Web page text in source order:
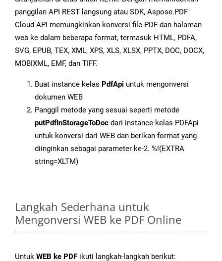
panggilan API REST langsung atau SDK, Aspose.PDF
Cloud API memungkinkan konversi file PDF dan halaman
web ke dalam beberapa format, termasuk HTML, PDFA,
SVG, EPUB, TEX, XML, XPS, XLS, XLSX, PPTX, DOC, DOCX,
MOBIXML, EMF, dan TIFF.
Buat instance kelas PdfApi untuk mengonversi
dokumen WEB
Panggil metode yang sesuai seperti metode
putPdfInStorageToDoc dari instance kelas PDFApi
untuk konversi dari WEB dan berikan format yang
diinginkan sebagai parameter ke-2. %!(EXTRA
string=XLTM)
Langkah Sederhana untuk
Mengonversi WEB ke PDF Online
Untuk WEB ke PDF ikuti langkah-langkah berikut: